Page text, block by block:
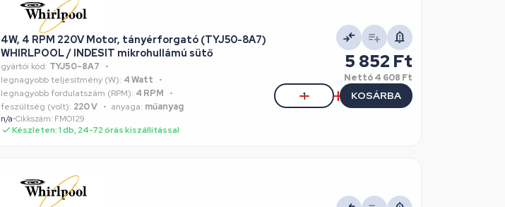
4W, 4 RPM 220V Motor, tányérforgató (TYJ50-8A7)
WHIRLPOOL / INDESIT mikrohullámú sütő
gyártói kód: TYJ50-8A7
legnagyobb teljesítmény (W): 4 Watt
legnagyobb fordulatszám (RPM): 4 RPM
feszültség (volt): 220 V anyaga: műanyag
n/a•Cikkszám: FMO129
Készleten: 1 db, 24-72 órás kiszállítással
5 852 Ft
Nettó4 608 Ft
KOSÁRBA